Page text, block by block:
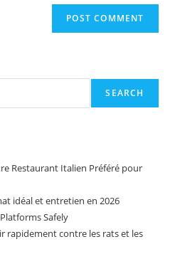
SEARCH
Restaurant Italien Préféré pour
idéal et entretien en 2026
Safely
rapidement contre les rats et les